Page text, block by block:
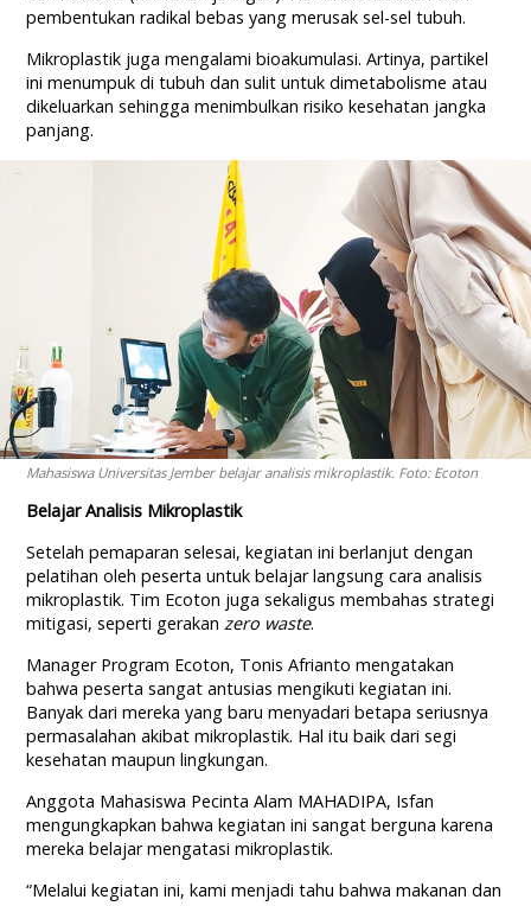
pembentukan radikal bebas yang merusak sel-sel tubuh.
Mikroplastik juga mengalami bioakumulasi. Artinya, partikel
ini menumpuk di tubuh dan sulit untuk dimetabolisme atau
dikeluarkan sehingga menimbulkan risiko kesehatan jangka
panjang.
Mahasiswa Universitas Jember belajar analisis mikroplastik. Foto: Ecoton
Belajar Analisis Mikroplastik
Setelah pemaparan selesai, kegiatan ini berlanjut dengan
pelatihan oleh peserta untuk belajar langsung cara analisis
mikroplastik. Tim Ecoton juga sekaligus membahas strategi
mitigasi, seperti gerakan zero waste.
Manager Program Ecoton, Tonis Afrianto mengatakan
bahwa peserta sangat antusias mengikuti kegiatan ini.
Banyak dari mereka yang baru menyadari betapa seriusnya
permasalahan akibat mikroplastik. Hal itu baik dari segi
kesehatan maupun lingkungan.
Anggota Mahasiswa Pecinta Alam MAHADIPA, Isfan
mengungkapkan bahwa kegiatan ini sangat berguna karena
mereka belajar mengatasi mikroplastik.
“Melalui kegiatan ini, kami menjadi tahu bahwa makanan dan